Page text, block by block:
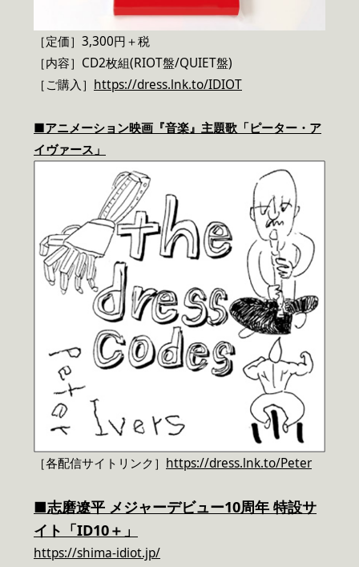
［定価］3,300円＋税
［内容］CD2枚組(RIOT盤/QUIET盤)
［ご購入］ https://dress.lnk.to/IDIOT
■アニメーション映画『音楽』主題歌「ピーター・ア
イヴァース」
［各配信サイトリンク］ https://dress.lnk.to/Peter
■志磨遼平 メジャーデビュー10周年 特設サ
イト「ID10＋」
https://shima-idiot.jp/